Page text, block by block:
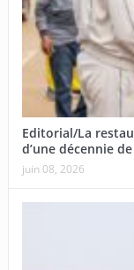
Editorial/La
d’une décennie
juin 08, 2026